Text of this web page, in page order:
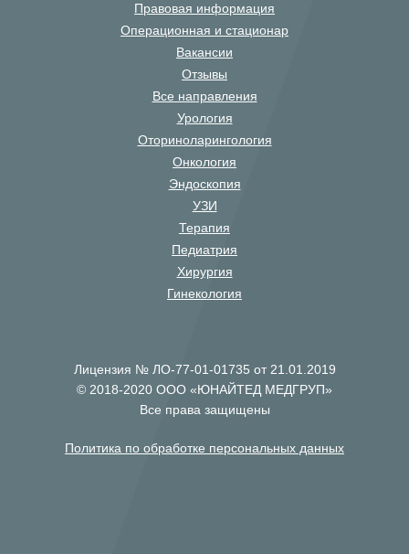
Правовая информация
Операционная и стационар
Вакансии
Отзывы
Все направления
Урология
Оториноларингология
Онкология
Эндоскопия
УЗИ
Терапия
Педиатрия
Хирургия
Гинекология
Лицензия № ЛО-77-01-01735 от 21.01.2019
© 2018-2020 ООО «ЮНАЙТЕД МЕДГРУП»
Все права защищены
Политика по обработке персональных данных